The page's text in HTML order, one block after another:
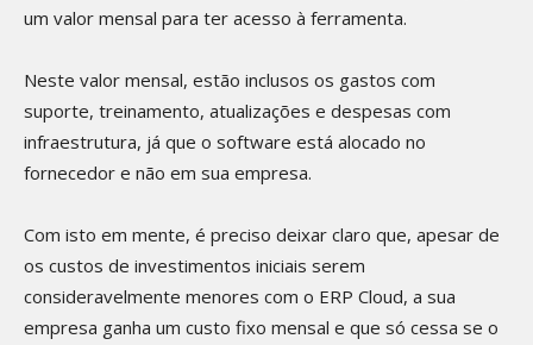
um valor mensal para ter acesso à ferramenta.
Neste valor mensal, estão inclusos os gastos com
suporte, treinamento, atualizações e despesas com
infraestrutura, já que o software está alocado no
fornecedor e não em sua empresa.
Com isto em mente, é preciso deixar claro que, apesar de
os custos de investimentos iniciais serem
consideravelmente menores com o ERP Cloud, a sua
empresa ganha um custo fixo mensal e que só cessa se o